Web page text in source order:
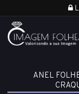
ANEL